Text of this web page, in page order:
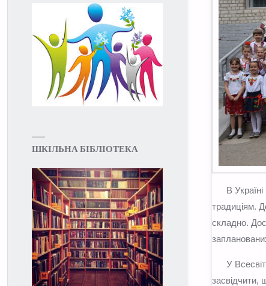
В Україні
традиціям.
складно.
У
засвідчити,
ШКІЛЬНА БІБЛІОТЕКА